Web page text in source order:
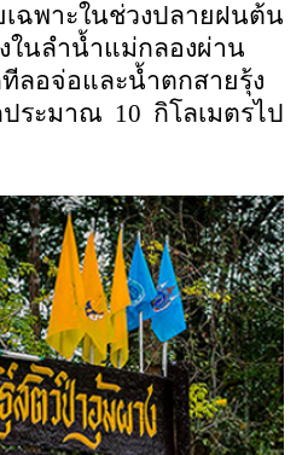
ฉพาะในช่วงปลายฝนต้น
ในลำน้ำแม่กลองผ่าน
ลอจ่อและน้ำตกสายรุ้ง
ระมาณ 10 กิโลเมตรไป